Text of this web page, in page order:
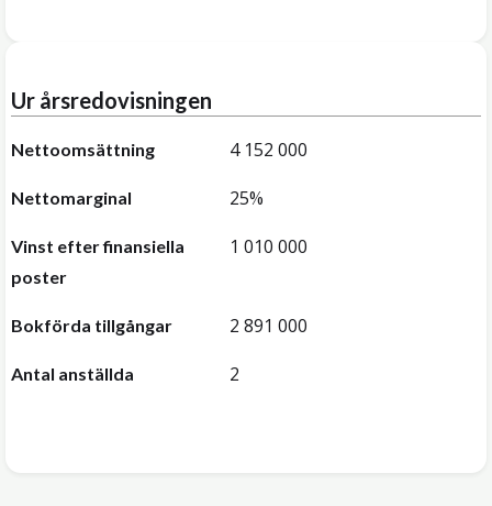
Ur årsredovisningen
Nettoomsättning 4 152 000
Nettomarginal 25%
Vinst efter finansiella
poster
1 010 000
Bokförda tillgångar 2 891 000
Antal anställda 2